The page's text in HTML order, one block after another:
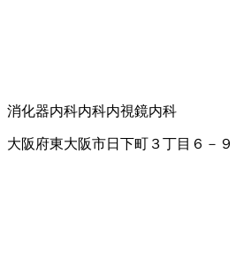
消化器内科内科内視鏡内科
大阪府東大阪市日下町３丁目６－９